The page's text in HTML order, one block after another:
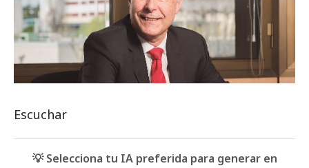
Escuchar
💡 Selecciona tu IA preferida para generar en